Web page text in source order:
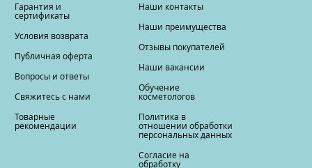
Гарантия и
сертификаты
Условия возврата
Публичная оферта
Вопросы и ответы
Свяжитесь с нами
Товарные
рекомендации
Наши контакты
Наши преимущества
Отзывы покупателей
Наши вакансии
Обучение
косметологов
Политика в
отношении обработки
персональных данных
Согласие на
обработку